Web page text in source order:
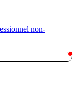
non-